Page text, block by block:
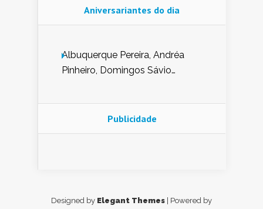
Aniversariantes do dia
Albuquerque Pereira, Andréa
Pinheiro, Domingos Sávio
Nunes de Sena, Fátima Peixoto,
Glória Pereira, Kátia Mesel,
Publicidade
Designed by Elegant Themes | Powered by